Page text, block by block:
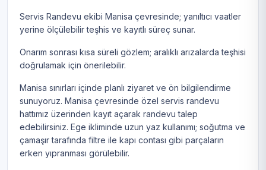
Servis Randevu ekibi Manisa çevresinde; yanıltıcı vaatler
yerine ölçülebilir teşhis ve kayıtlı süreç sunar.
Onarım sonrası kısa süreli gözlem; aralıklı arızalarda teşhisi
doğrulamak için önerilebilir.
Manisa sınırları içinde planlı ziyaret ve ön bilgilendirme
sunuyoruz. Manisa çevresinde özel servis randevu
hattımız üzerinden kayıt açarak randevu talep
edebilirsiniz. Ege ikliminde uzun yaz kullanımı; soğutma ve
çamaşır tarafında filtre ile kapı contası gibi parçaların
erken yıpranması görülebilir.